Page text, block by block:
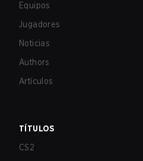
Equipos
Jugadores
Noticias
Authors
Artículos
TÍTULOS
CS2